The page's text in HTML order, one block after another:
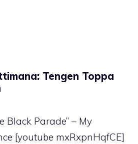
Tengen Toppa
Black Parade” – My
[youtube mxRxpnHqfCE]